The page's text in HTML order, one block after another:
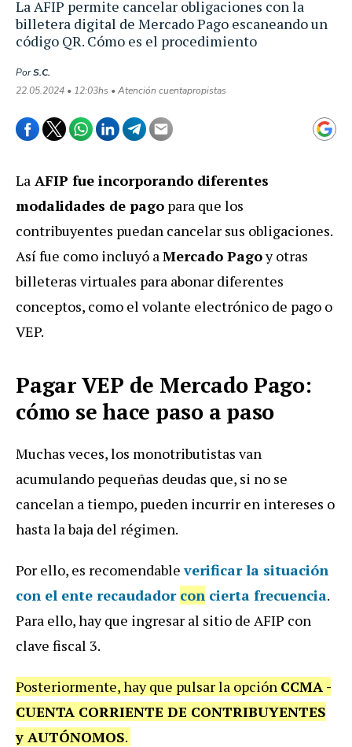
La AFIP permite cancelar obligaciones con la
billetera digital de Mercado Pago escaneando un
código QR. Cómo es el procedimiento
PorS.C.
22.05.2024 • 12:03hs • Atención cuentapropistas
La AFIP fue incorporando diferentes
modalidades de pago para que los
contribuyentes puedan cancelar sus obligaciones.
Así fue como incluyó aMercado Pagoy otras
billeteras virtuales para abonar diferentes
conceptos, como el volante electrónico de pago o
VEP.
Pagar VEP de Mercado Pago:
cómo se hace paso a paso
Muchas veces, los monotributistas van
acumulando pequeñas deudas que, si no se
cancelan a tiempo, pueden incurrir en intereses o
hasta la baja del régimen.
Por ello, es recomendableverificar la situación
con el ente recaudador con cierta frecuencia.
Para ello, hay que ingresar al sitio de AFIP con
clave fiscal 3.
Posteriormente, hay que pulsar la opción CCMA -
CUENTA CORRIENTE DE CONTRIBUYENTES
y AUTÓNOMOS.